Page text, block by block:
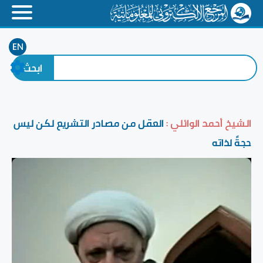
EN
الشيخ أحمد الوائلي :العقل من مصادر التشريع لكن ليس
حجةً لذاته